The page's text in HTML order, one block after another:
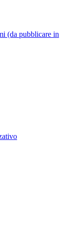
(da pubblicare in